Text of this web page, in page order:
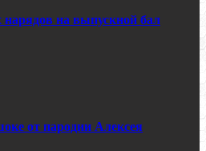
на выпускной бал
от пародии Алексея